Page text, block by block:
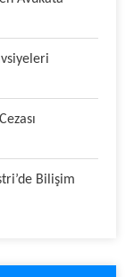
Bilişim